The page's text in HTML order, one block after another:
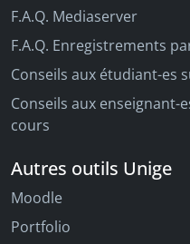
F.A.Q. Mediaserver
F.A.Q. Enregistrements
Conseils aux étudiant-es
Conseils aux
cours
Autres outils Unige
Moodle
Portfolio